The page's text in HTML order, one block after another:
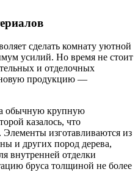
сделать комнату уютной
усилий. Но время не стоит
и отделочных
новую продукцию —
обычную крупную
казалось, что
Элементы изготавливаются из
и других пород дерева,
внутренней отделки
бруса толщиной не более